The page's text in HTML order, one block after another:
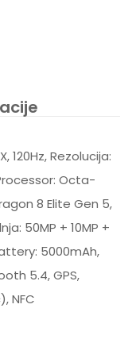
120Hz, Rezolucija:
Octa-
8 Elite Gen 5,
50MP + 10MP +
5000mAh,
5.4, GPS,
NFC